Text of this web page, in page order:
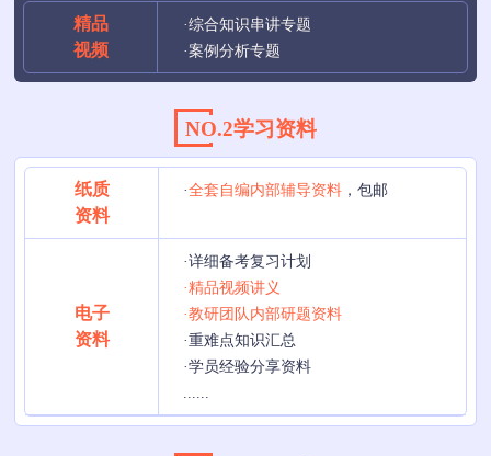
精品
视频
·综合知识串讲专题
·案例分析专题
NO.2学习资料
纸质
资料
·全套自编内部辅导资料 ，包邮
电子
资料
·详细备考复习计划
·精品视频讲义
·教研团队内部研题资料
·重难点知识汇总
·学员经验分享资料